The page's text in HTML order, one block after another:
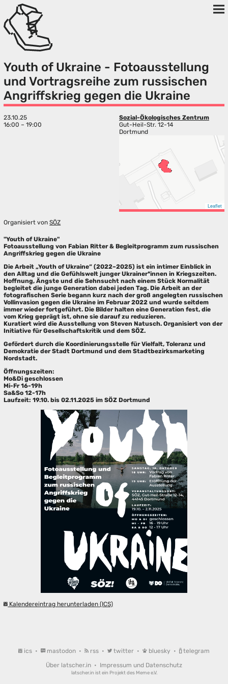
Youth of Ukraine - Fotoausstellung
und Vortragsreihe zum russischen
Angriffskrieg gegen die Ukraine
23.10.25
16:00 – 19:00
Sozial-Ökologisches Zentrum
Gut-Heil-Str. 12-14
Dortmund
Leaflet
Organisiert vonSÖZ
"Youth of Ukraine"
Fotoausstellung von Fabian Ritter & Begleitprogramm zum russischen
Angriffskrieg gegen die Ukraine
Die Arbeit „Youth of Ukraine“ (2022–2025) ist ein intimer Einblick in
den Alltag und die Gefühlswelt junger Ukrainer*innen in Kriegszeiten.
Hoffnung, Ängste und die Sehnsucht nach einem Stück Normalität
begleitet die junge Generation dabei jeden Tag. Die Arbeit an der
fotografischen Serie begann kurz nach der groß angelegten russischen
Vollinvasion gegen die Ukraine im Februar 2022 und wurde seitdem
immer wieder fortgeführt. Die Bilder halten eine Generation fest, die
vom Krieg geprägt ist, ohne sie darauf zu reduzieren.
Kuratiert wird die Ausstellung von Steven Natusch. Organisiert von der
Initiative für Gesellschaftskritik und dem SÖZ.
Gefördert durch die Koordinierungsstelle für Vielfalt, Toleranz und
Demokratie der Stadt Dortmund und dem Stadtbezirksmarketing
Nordstadt.
Öffnungszeiten:
Mo&Di geschlossen
Mi-Fr 16-19h
Sa&So 12-17h
Laufzeit: 19.10. bis 02.11.2025 im SÖZ Dortmund
Kalendereintrag herunterladen (ICS)
ics • mastodon • rss • twitter • bluesky •
telegram
Über latscher.in • Impressum und Datenschutz
latscher.in ist ein Projekt des Meme e.V.